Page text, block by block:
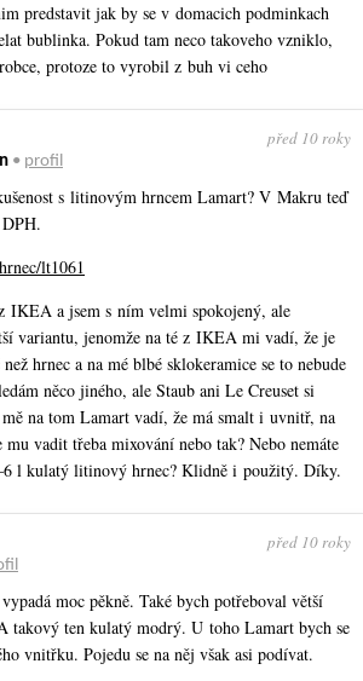
predstavit jak by se v domacich podminkach
bublinka. Pokud tam neco takoveho vzniklo,
protoze to vyrobil z buh vi ceho
• profil
před 10 roky
s litinovým hrncem Lamart? V Makru teď
lt1061
IKEA a jsem s ním velmi spokojený, ale
variantu, jenomže na té z IKEA mi vadí, že je
hrnec a na mé blbé sklokeramice se to nebude
něco jiného, ale Staub ani Le Creuset si
na tom Lamart vadí, že má smalt i uvnitř, na
vadit třeba mixování nebo tak? Nebo nemáte
l kulatý litinový hrnec? Klidně i použitý. Díky.
před 10 roky
moc pěkně. Také bych potřeboval větší
takový ten kulatý modrý. U toho Lamart bych se
vnitřku. Pojedu se na něj však asi podívat.